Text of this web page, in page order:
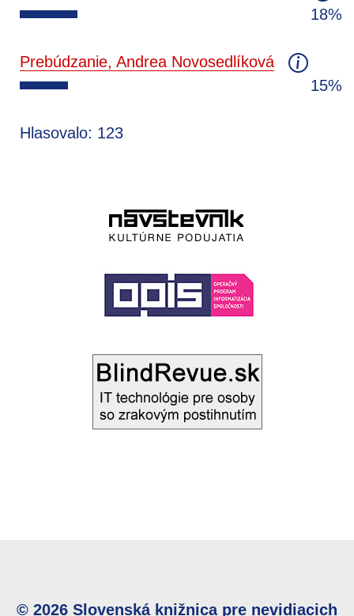
18%
Prebúdzanie, Andrea Novosedlíková
15%
Hlasovalo: 123
© 2026 Slovenská knižnica pre nevidiacich